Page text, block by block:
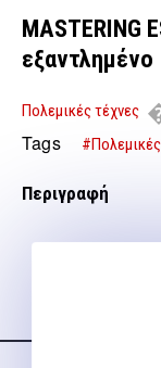
MASTERING
εξαντλημένο
Πολεμικές τέχνες
DISARMS –
Tags
Περιγραφή